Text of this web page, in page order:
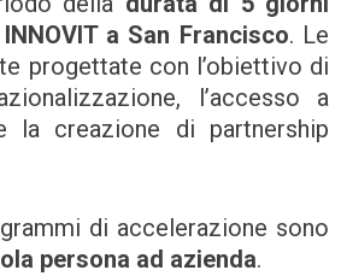
a San Francisco. Le
progettate con l’obiettivo di
l’accesso a
la creazione di partnership
di accelerazione sono
persona ad azienda.